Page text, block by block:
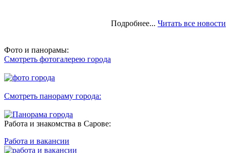
Подробнее... Читать все новости
Фото и панорамы:
Смотреть фотогалерею города
Смотреть панораму города:
Работа и знакомства в Сарове:
Работа и вакансии